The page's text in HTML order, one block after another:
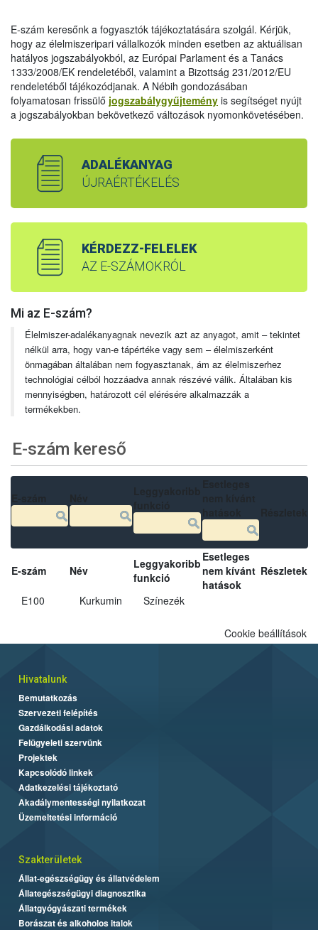
E-szám keresőnk a fogyasztók tájékoztatására szolgál. Kérjük,
hogy az élelmiszeripari vállalkozók minden esetben az aktuálisan
hatályos jogszabályokból, az Európai Parlament és a Tanács
1333/2008/EK rendeletéből, valamint a Bizottság 231/2012/EU
rendeletéből tájékozódjanak. A Nébih gondozásában
folyamatosan frissülő jogszabálygyűjtemény is segítséget nyújt
a jogszabályokban bekövetkező változások nyomonkövetésében.
ADALÉKANYAG
ÚJRAÉRTÉKELÉS
KÉRDEZZ-FELELEK
AZ E-SZÁMOKRÓL
Mi az E-szám?
Élelmiszer-adalékanyagnak nevezik azt az anyagot, amit – tekintet
nélkül arra, hogy van-e tápértéke vagy sem – élelmiszerként
önmagában általában nem fogyasztanak, ám az élelmiszerhez
technológiai célból hozzáadva annak részévé válik. Általában kis
mennyiségben, határozott cél elérésére alkalmazzák a
termékekben.
E-szám kereső
E-szám Név
Leggyakoribb
funkció
Esetleges
nem kívánt
hatások
Részletek
E100 Kurkumin Színezék
Cookie beállítások
Hivatalunk
Bemutatkozás
Szervezeti felépítés
Gazdálkodási adatok
Felügyeleti szervünk
Projektek
Kapcsolódó linkek
Adatkezelési tájékoztató
Akadálymentességi nyilatkozat
Üzemeltetési információ
Szakterületek
Állat-egészségügy és állatvédelem
Állategészségügyi diagnosztika
Állatgyógyászati termékek
Borászat és alkoholos italok